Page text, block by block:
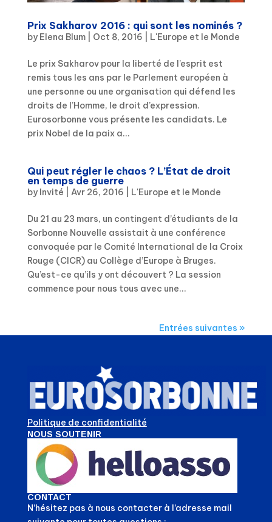
Prix Sakharov 2016 : qui sont les nominés ?
by Elena Blum| Oct 8, 2016 L'Europe et le Monde
Le prix Sakharov pour la liberté de l’esprit est
remis tous les ans par le Parlement européen à
une personne ou une organisation qui défend les
droits de l’Homme, le droit d’expression.
Eurosorbonne vous présente les candidats. Le
prix Nobel de la paix a...
Qui peut régler le chaos ? L’État de droit
en temps de guerre
by Invité Avr 26, 2016 L'Europe et le Monde
Du 21 au 23 mars, un contingent d’étudiants de la
Sorbonne Nouvelle assistait à une conférence
convoquée par le Comité International de la Croix
Rouge (CICR) au Collège d’Europe à Bruges.
Qu’est-ce qu’ils y ont découvert ? La session
commence pour nous tous avec une...
Entrées suivantes »
Politique de confidentialité
NOUS SOUTENIR
CONTACT
N’hésitez pas à nous contacter à l’adresse mail